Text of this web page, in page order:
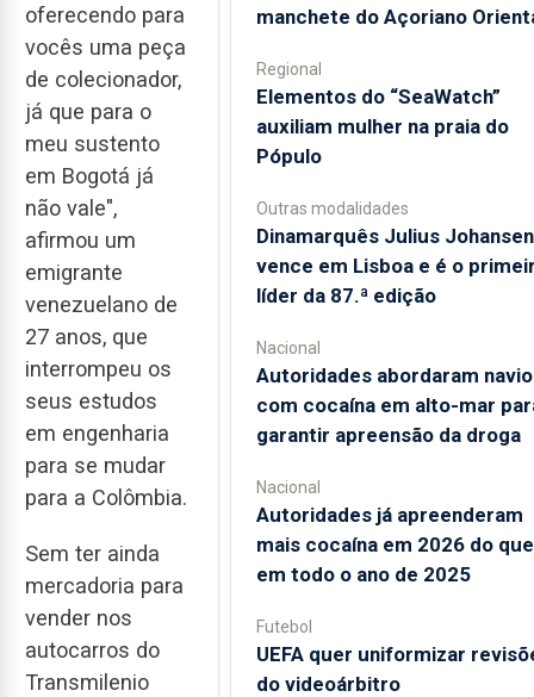
oferecendo para
vocês uma peça
de colecionador,
já que para o
meu sustento
em Bogotá já
não vale",
afirmou um
emigrante
venezuelano de
27 anos, que
interrompeu os
seus estudos
em engenharia
para se mudar
para a Colômbia.
Sem ter ainda
mercadoria para
vender nos
autocarros do
Transmilenio
manchete do Açoriano
Regional
​Elementos do “SeaWatch”
auxiliam mulher na praia do
Pópulo
Outras modalidades
Dinamarquês Julius Johansen
vence em Lisboa e é o
líder da 87.ª edição
Nacional
Autoridades abordaram navio
com cocaína em alto-mar
garantir apreensão da droga
Nacional
Autoridades já apreenderam
mais cocaína em 2026 do que
em todo o ano de 2025
Futebol
UEFA quer uniformizar
do videoárbitro